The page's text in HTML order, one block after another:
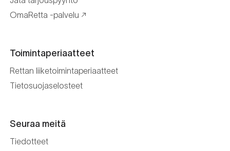
OmaRetta -palvelu
Toimintaperiaatteet
Rettan liiketoimintaperiaatteet
Tietosuojaselosteet
Seuraa meitä
Tiedotteet